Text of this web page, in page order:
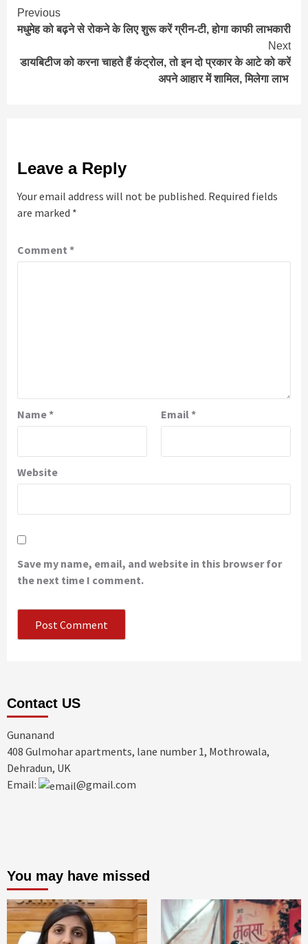
Continue
Reading
Previous
मधुमेह को बढ़ने से रोकने के लिए शुरू करें ग्रीन-टी, होगा काफी लाभकारी
Next
डायबिटीज को करना चाहते हैं कंट्रोल, तो इन दो प्रकार के आटे को करें
अपने आहार में शामिल, मिलेगा लाभ
Leave a Reply
Your email address will not be published. Required fields
are marked *
Comment *
Name* Email*
Website
Save my name, email, and website in this browser for
the next time I comment.
Contact US
Gunanand
408 Gulmohar apartments, lane number 1, Mothrowala,
Dehradun, UK
Email:
@gmail.com
You may have missed